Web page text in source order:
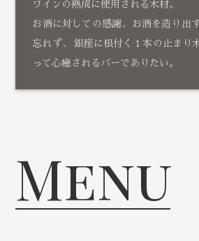
ワインの熟成に使用される木材。
お酒に対しての感謝、お酒を造り出
忘れず、 銀座に根付く１本の止まり
って心癒されるバーでありたい。
Menu